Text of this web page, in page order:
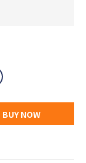
BUY NOW